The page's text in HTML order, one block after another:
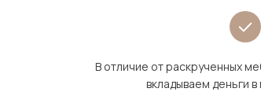
В отличие от раскрученных
вкладываем деньги